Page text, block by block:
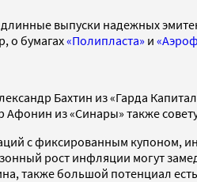
выпуски надежных
о бумагах«Полипласта» и
Бахтин из «Гарда
из «Синары» также
с фиксированным купоном,
рост инфляции могут
также большой потенциал